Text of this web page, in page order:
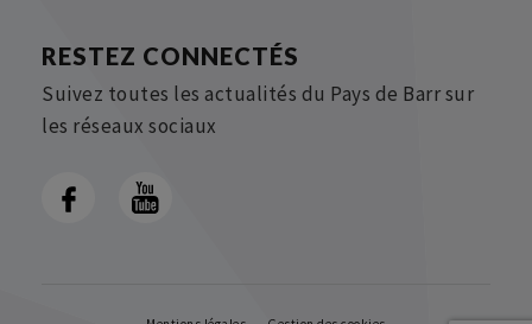
RESTEZ CONNECTÉS
Suivez toutes les actualités du Pays de Barr sur
les réseaux sociaux